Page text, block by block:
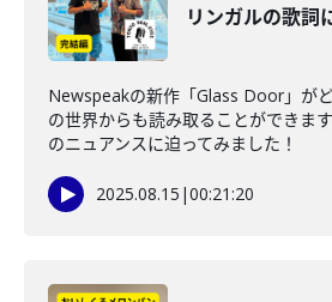
リンガルの歌詞
Newspeakの新作「Glass Door」が
の世界からも読み取ることができま
のニュアンスに迫ってみました！
2025.08.15 |00:21:20